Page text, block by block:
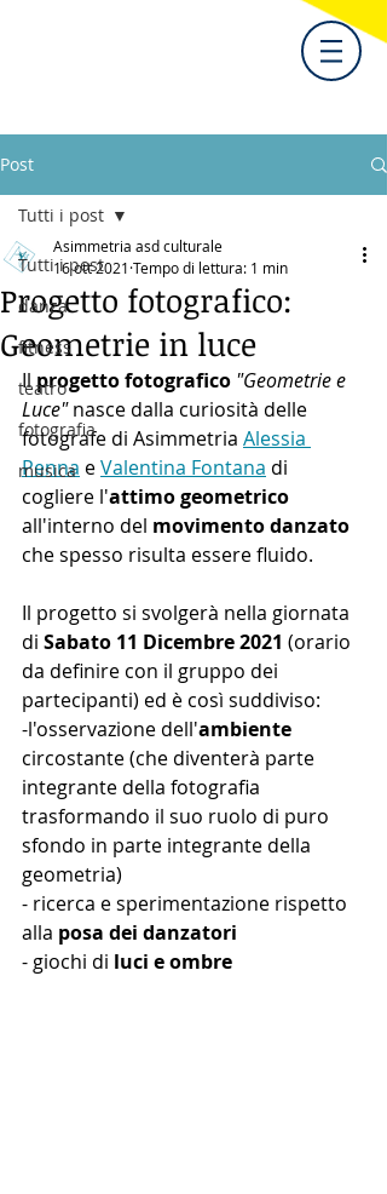
Post
Tutti i post
danza
fitness
teatro
fotografia
musica
Tutti i post
Progetto fotografico:
Geometrie in luce
Asimmetria asd culturale
16 ott 2021 Tempo di lettura: 1 min
Il progetto fotografico "Geometrie e
Luce" nasce dalla curiosità delle
fotografe di Asimmetria Alessia
Penna e Valentina Fontana di
cogliere l'attimo geometrico
all'interno del movimento danzato
che spesso risulta essere fluido.
Il progetto si svolgerà nella giornata
di Sabato 11 Dicembre 2021 (orario
da definire con il gruppo dei
partecipanti) ed è così suddiviso:
-l'osservazione dell'ambiente
circostante (che diventerà parte
integrante della fotografia
trasformando il suo ruolo di puro
sfondo in parte integrante della
geometria)
- ricerca e sperimentazione rispetto
alla posa dei danzatori
- giochi di luci e ombre